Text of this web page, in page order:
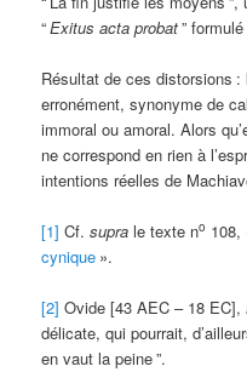
“Exitus acta probat”
Résultat de ces distorsions :
erronément, synonyme de
immoral ou amoral. Alors
ne correspond en rien à
intentions réelles de
[1] Cf.supra le texte no 108,
cynique ».
[2] Ovide [43 AEC – 18 EC],
délicate, qui pourrait,
en vaut la peine”.